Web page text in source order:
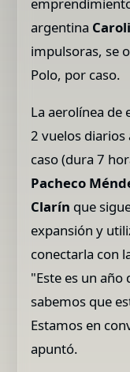
argentina
impulsoras, se
Polo, por caso.
La aerolínea de
2 vuelos diarios
caso (dura 7
Pacheco
Clarín que
expansión y
conectarla con
"Este es un
sabemos que
Estamos en
apuntó.